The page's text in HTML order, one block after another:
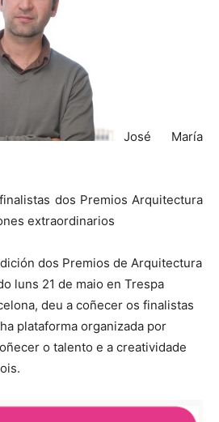
José María
dos Premios Arquitectura
extraordinarios
dos Premios de Arquitectura
luns 21 de maio en Trespa
deu a coñecer os finalistas
plataforma organizada por
o talento e a creatividade